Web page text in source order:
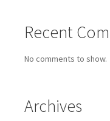
Recent
No comments to show.
Archives